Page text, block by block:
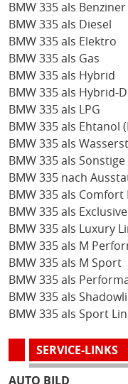
BMW 335 als Benziner
BMW 335 als Diesel
BMW 335 als Elektro
BMW 335 als Gas
BMW 335 als Hybrid
BMW 335 als Hybrid-
BMW 335 als LPG
BMW 335 als Ehtanol
BMW 335 als
BMW 335 als Sonstige
BMW 335 nach
BMW 335 als Comfort
BMW 335 als Exclusive
BMW 335 als Luxury
BMW 335 als M
BMW 335 als M Sport
BMW 335 als
BMW 335 als
BMW 335 als Sport
SERVICE-LINKS
AUTO BILD